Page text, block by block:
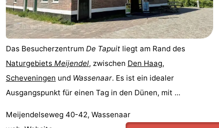
Das Besucherzentrum De Tapuit liegt am Rand des
Naturgebiets Meijendel, zwischen Den Haag,
Scheveningen und Wassenaar. Es ist ein idealer
Ausgangspunkt für einen Tag in den Dünen, mit ...
Meijendelseweg 40-42, Wassenaar